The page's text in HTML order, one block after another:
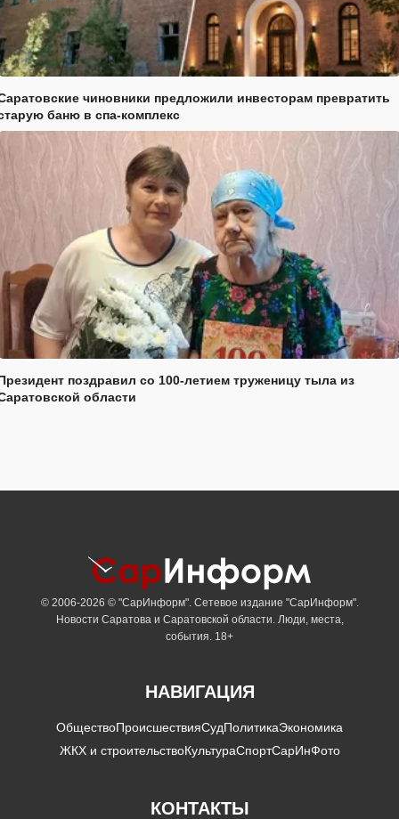
чиновники предложили инвесторам превратить
баню в спа-комплекс
поздравил со 100-летием труженицу тыла из
области
© 2006-2026 © "СарИнформ". Сетевое издание "СарИнформ".
Новости Саратова и Саратовской области. Люди, места,
события. 18+
НАВИГАЦИЯ
ОбществоПроисшествияСудПолитикаЭкономика
ЖКХ и строительствоКультураСпортСарИнФото
КОНТАКТЫ